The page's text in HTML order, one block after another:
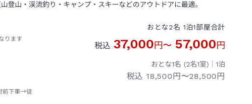
登山・渓流釣り・キャンプ・スキーなどのアウトドアに最適。
ります
前下車→徒
おとな2名 1泊1部屋合計
税込 37,000円〜 57,000円
おとな1名 (2名1室)｜ 1泊
税込 18,500円〜28,500円